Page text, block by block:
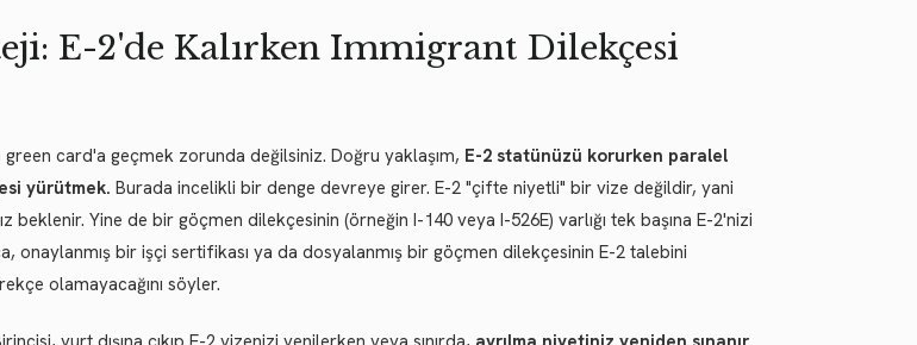
E-2'de Kalırken Immigrant Dilekçesi
green card'a geçmek zorunda değilsiniz. Doğru yaklaşım, E-2 statünüzü korurken paralel
yürütmek. Burada incelikli bir denge devreye girer. E-2 "çifte niyetli" bir vize değildir, yani
beklenir. Yine de bir göçmen dilekçesinin (örneğin I-140 veya I-526E) varlığı tek başına E-2'nizi
onaylanmış bir işçi sertifikası ya da dosyalanmış bir göçmen dilekçesinin E-2 talebini
olamayacağını söyler.